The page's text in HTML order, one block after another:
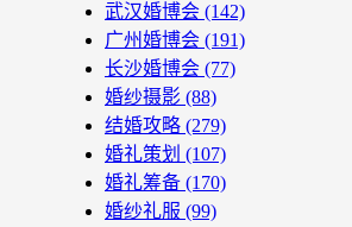
武汉婚博会 (142)
广州婚博会 (191)
长沙婚博会 (77)
婚纱摄影 (88)
结婚攻略 (279)
婚礼策划 (107)
婚礼筹备 (170)
婚纱礼服 (99)